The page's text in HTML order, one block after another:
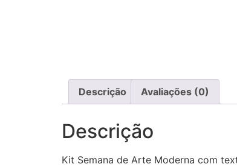
Descrição Avaliações (0)
Descrição
Kit Semana de Arte Moderna com